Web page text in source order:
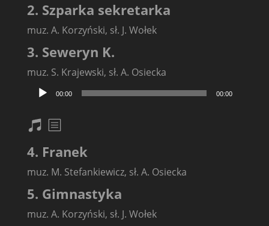
2. Szparka sekretarka
muz. A. Korzyński, sł. J. Wołek
3. Seweryn K.
muz. S. Krajewski, sł. A. Osiecka
Odtwarzacz
plików
00:00 00:00
nuty
txt
4. Franek
muz. M. Stefankiewicz, sł. A. Osiecka
5. Gimnastyka
muz. A. Korzyński, sł. J. Wołek